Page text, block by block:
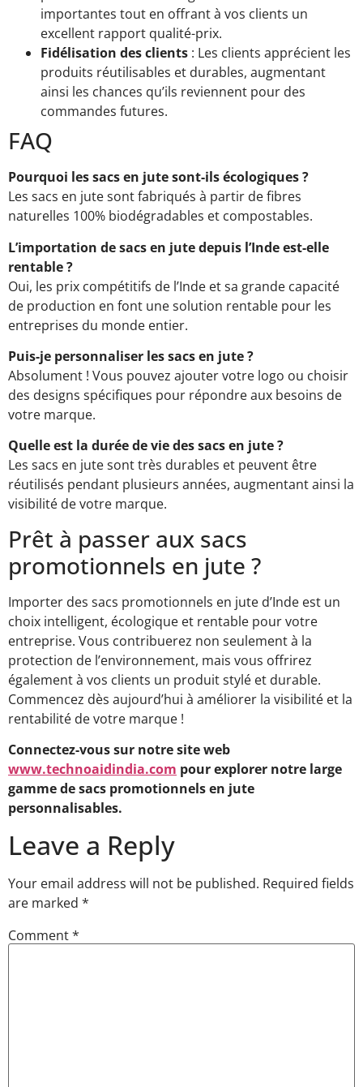
importantes tout en offrant à vos clients un
excellent rapport qualité-prix.
Fidélisation des clients : Les clients apprécient les
produits réutilisables et durables, augmentant
ainsi les chances qu’ils reviennent pour des
commandes futures.
FAQ
Pourquoi les sacs en jute sont-ils écologiques ?
Les sacs en jute sont fabriqués à partir de fibres
naturelles 100% biodégradables et compostables.
L’importation de sacs en jute depuis l’Inde est-elle
rentable ?
Oui, les prix compétitifs de l’Inde et sa grande capacité
de production en font une solution rentable pour les
entreprises du monde entier.
Puis-je personnaliser les sacs en jute ?
Absolument ! Vous pouvez ajouter votre logo ou choisir
des designs spécifiques pour répondre aux besoins de
votre marque.
Quelle est la durée de vie des sacs en jute ?
Les sacs en jute sont très durables et peuvent être
réutilisés pendant plusieurs années, augmentant ainsi la
visibilité de votre marque.
Prêt à passer aux sacs
promotionnels en jute ?
Importer des sacs promotionnels en jute d’Inde est un
choix intelligent, écologique et rentable pour votre
entreprise. Vous contribuerez non seulement à la
protection de l’environnement, mais vous offrirez
également à vos clients un produit stylé et durable.
Commencez dès aujourd’hui à améliorer la visibilité et la
rentabilité de votre marque !
Connectez-vous sur notre site web
www.technoaidindia.com pour explorer notre large
gamme de sacs promotionnels en jute
personnalisables.
Leave a Reply
Your email address will not be published. Required fields
are marked *
Comment*